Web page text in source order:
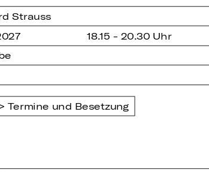
Strauss
18.15 - 20.30 Uhr
Termine und Besetzung